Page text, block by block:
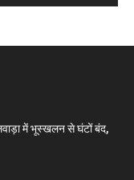
में भूस्खलन से घंटों बंद,